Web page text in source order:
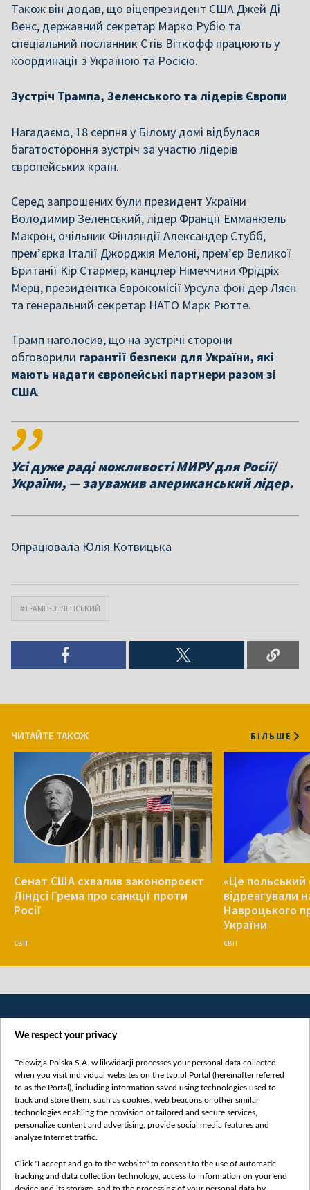
Також він додав, що віцепрезидент США Джей Ді
Венс, державний секретар Марко Рубіо та
спеціальний посланник Стів Віткофф працюють у
координації з Україною та Росією.
Зустріч Трампа, Зеленського та лідерів Європи
Нагадаємо, 18 серпня у Білому домі відбулася
багатостороння зустріч за участю лідерів
європейських країн.
Серед запрошених були президент України
Володимир Зеленський, лідер Франції Емманюель
Макрон, очільник Фінляндії Александер Стубб,
прем’єрка Італії Джорджія Мелоні, прем’єр Великої
Британії Кір Стармер, канцлер Німеччини Фрідріх
Мерц, президентка Єврокомісії Урсула фон дер Ляєн
та генеральний секретар НАТО Марк Рютте.
Трамп наголосив, що на зустрічі сторони
обговорили гарантії безпеки для України, які
мають надати європейські партнери разом зі
США.
Усі дуже раді можливості МИРУ для Росії/
України, — зауважив американський лідер.
Опрацювала Юлія Котвицька
#ТРАМП-ЗЕЛЕНСЬКИЙ
ЧИТАЙТЕ ТАКОЖ БІЛЬШЕ
Сенат США схвалив законопроєкт
Ліндсі Грема про санкції проти
Росії
СВІТ
«Це польський
відреагували
Навроцького
України
СВІТ
Категорії
Новини
Докладно
Погляд
We respect your privacy
Telewizja Polska S.A. w likwidacji processes your personal data collected
when you visit individual websites on the tvp.pl Portal (hereinafter referred
to as the Portal), including information saved using technologies used to
track and store them, such as cookies, web beacons or other similar
technologies enabling the provision of tailored and secure services,
personalize content and advertising, provide social media features and
analyze Internet traffic.
Click "I accept and go to the website" to consent to the use of automatic
tracking and data collection technology, access to information on your end